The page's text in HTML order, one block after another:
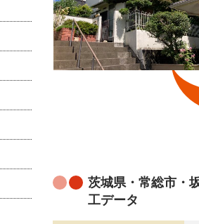
茨城県・常総市・
工データ